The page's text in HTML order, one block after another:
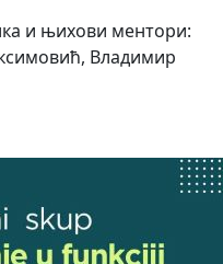
и њихови ментори:
Владимир